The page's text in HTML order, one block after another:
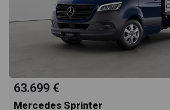
63.699 €
Mercedes Sprinter